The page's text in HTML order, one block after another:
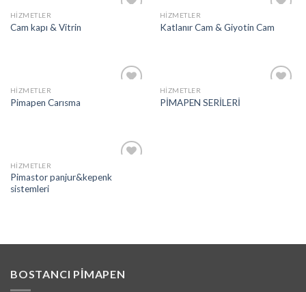
HIZMETLER
Cam kapı & Vitrin
Listeme
HIZMETLER
Katlanır Cam & Giyotin Cam
HIZMETLER
Pimapen Carısma
HIZMETLER
PİMAPEN SERİLERİ
Listeme
HIZMETLER
Pimastor panjur&kepenk
sistemleri
BOSTANCI PIMAPEN